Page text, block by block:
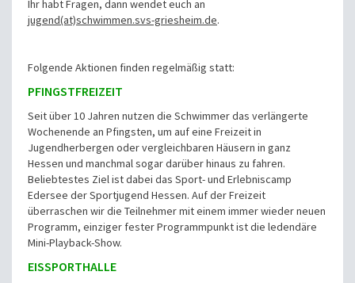
Ihr habt Fragen, dann wendet euch an
jugend(at)schwimmen.svs-griesheim.de.
Folgende Aktionen finden regelmäßig statt:
PFINGSTFREIZEIT
Seit über 10 Jahren nutzen die Schwimmer das verlängerte
Wochenende an Pfingsten, um auf eine Freizeit in
Jugendherbergen oder vergleichbaren Häusern in ganz
Hessen und manchmal sogar darüber hinaus zu fahren.
Beliebtestes Ziel ist dabei das Sport- und Erlebniscamp
Edersee der Sportjugend Hessen. Auf der Freizeit
überraschen wir die Teilnehmer mit einem immer wieder neuen
Programm, einziger fester Programmpunkt ist die ledendäre
Mini-Playback-Show.
EISSPORTHALLE